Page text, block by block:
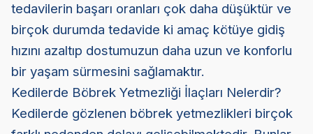
tedavilerin başarı oranları çok daha düşüktür ve
birçok durumda tedavide ki amaç kötüye gidiş
hızını azaltıp dostumuzun daha uzun ve konforlu
bir yaşam sürmesini sağlamaktır.
Kedilerde Böbrek Yetmezliği İlaçları Nelerdir?
Kedilerde gözlenen böbrek yetmezlikleri birçok